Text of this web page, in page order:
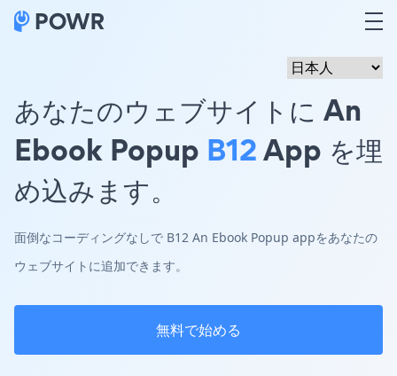
あなたのウェブサイトに An
Ebook Popup B12App を埋
め込みます。
面倒なコーディングなしで B12 An Ebook Popup appをあなたの
ウェブサイトに追加できます。
無料で始める